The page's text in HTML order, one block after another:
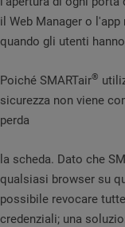
il Web Manager o
quando gli utenti
Poiché SMARTair®
sicurezza non viene
perda
la scheda. Dato che
qualsiasi browser su
possibile revocare
credenziali; una